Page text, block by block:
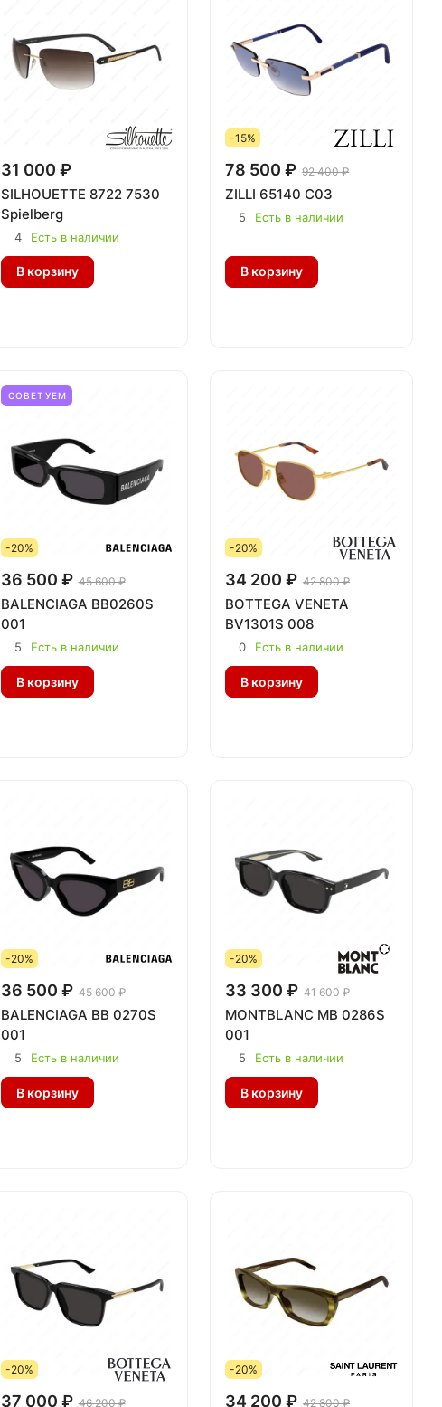
31 000 ₽
SILHOUETTE 8722 7530
Spielberg
4 Есть в наличии
В корзину
-15%
78 500 ₽ 92 400 ₽
ZILLI 65140 C03
5 Есть в наличии
В корзину
СОВЕТУЕМ
-20%
36 500 ₽ 45 600 ₽
BALENCIAGA BB0260S
001
5 Есть в наличии
В корзину
-20%
34 200 ₽ 42 800 ₽
BOTTEGA VENETA
BV1301S 008
0 Есть в наличии
В корзину
-20%
36 500 ₽ 45 600 ₽
BALENCIAGA BB 0270S
001
5 Есть в наличии
В корзину
-20%
33 300 ₽ 41 600 ₽
MONTBLANC MB 0286S
001
5 Есть в наличии
В корзину
-20%
37 000 ₽ 46 200 ₽
-20%
34 200 ₽ 42 800 ₽